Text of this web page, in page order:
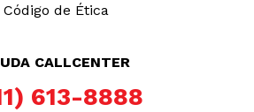
Código de Ética
CALLCENTER
613-8888